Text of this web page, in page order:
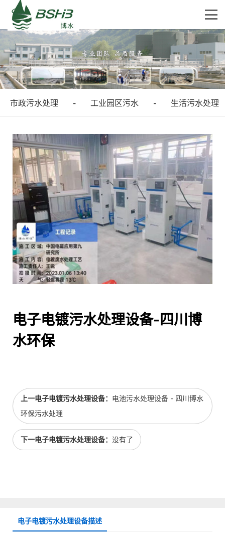
市政污水处理 - 工业园区污水 - 生活污水处理
电子电镀污水处理设备-四川博
水环保
上一电子电镀污水处理设备： 电池污水处理设备 - 四川博水
环保污水处理
下一电子电镀污水处理设备： 没有了
电子电镀污水处理设备描述